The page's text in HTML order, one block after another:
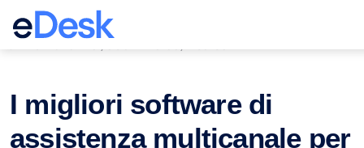
eCommerce Support Central
I migliori software di
assistenza multicanale per